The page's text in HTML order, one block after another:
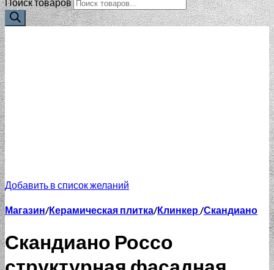
Добавить в список желаний
Магазин/Керамическая плитка/Клинкер/Скандиано
Скандиано Россо